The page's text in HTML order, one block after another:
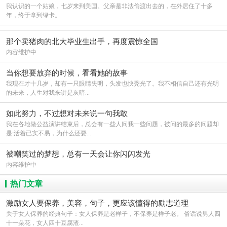
我认识的一个姑娘，七岁来到美国。父亲是非法偷渡出去的，在外居住了十多
年，终于拿到绿卡。
那个卖猪肉的北大毕业生出手，再度震惊全国
内容维护中
当你想要放弃的时候，看看她的故事
我现在才十几岁，却有一只眼睛失明，头发也快秃光了。我不相信自己还有光明
的未来，人生对我来讲是灰暗...
如此努力，不过想对未来说一句我敢
我在各地做公益演讲结束后，总会有一些人问我一些问题，被问的最多的问题却
是:活着已实不易，为什么还要...
被嘲笑过的梦想，总有一天会让你闪闪发光
内容维护中
热门文章
激励女人要保养，美容，句子，更应该懂得的励志道理
关于女人保养的经典句子：女人保养是老样子，不保养是样子老。 俗话说男人四
十一朵花，女人四十豆腐渣...